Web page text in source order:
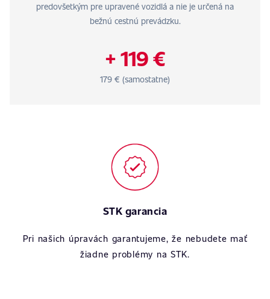
predovšetkým pre upravené vozidlá a nie je určená na
bežnú cestnú prevádzku.
+ 119 €
179 € (samostatne)
STK garancia
Pri našich úpravách garantujeme, že nebudete mať
žiadne problémy na STK.